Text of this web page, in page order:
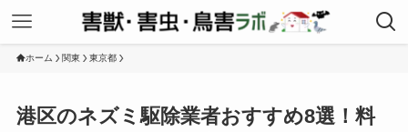
ホーム 関東 東京都
港区のネズミ駆除業者おすすめ8選！料